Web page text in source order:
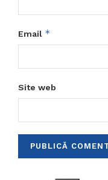
Email *
Site web